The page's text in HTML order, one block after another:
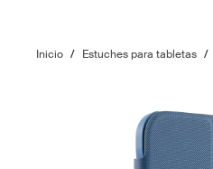
Inicio / Estuches para tabletas /